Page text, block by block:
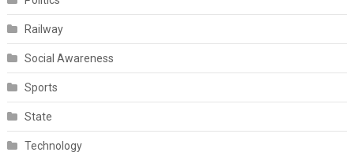
Railway
Social Awareness
Sports
State
Technology